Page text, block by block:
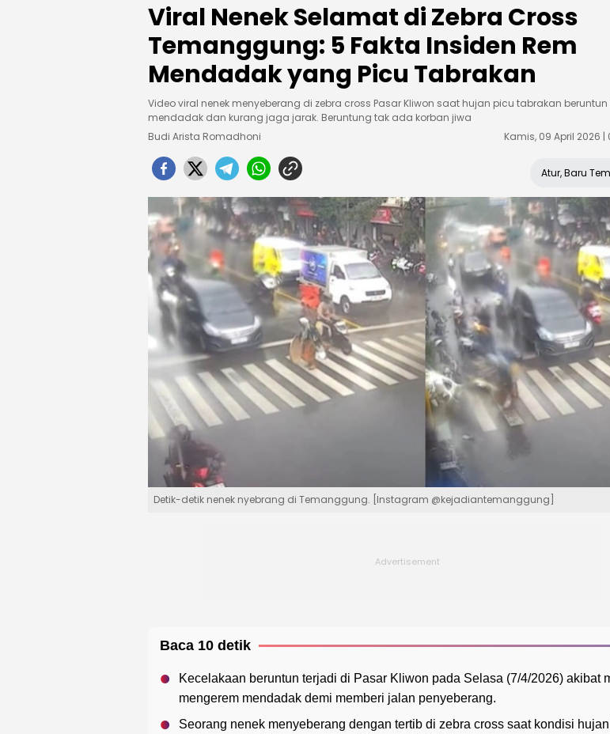
Viral Nenek Selamat di Zebra Cross
Temanggung: 5 Fakta Insiden Rem
Mendadak yang Picu Tabrakan
Video viral nenek menyeberang di zebra cross Pasar Kliwon saat hujan picu tabrakan beruntun
mendadak dan kurang jaga jarak. Beruntung tak ada korban jiwa
Budi Arista Romadhoni
Kamis, 09 April 2026 |
Atur, Baru
Detik-detik nenek nyebrang di Temanggung. [Instagram @kejadiantemanggung]
Baca 10 detik
Kecelakaan beruntun terjadi di Pasar Kliwon pada Selasa (7/4/2026) akibat
mengerem mendadak demi memberi jalan penyeberang.
Seorang nenek menyeberang dengan tertib di zebra cross saat kondisi